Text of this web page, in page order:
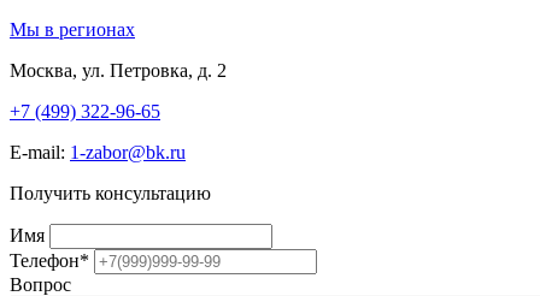
Мы в регионах
Москва, ул. Петровка, д. 2
+7 (499) 322-96-65
E-mail: 1-zabor@bk.ru
Получить консультацию
Имя
Телефон*
Вопрос